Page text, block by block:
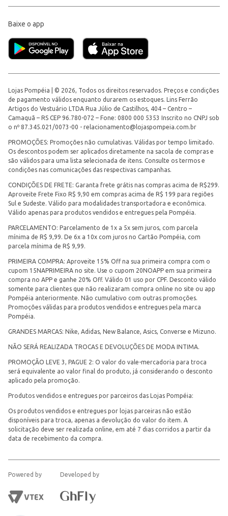
Baixe o app
Lojas Pompéia | © 2026, Todos os direitos reservados. Preços e condições
de pagamento válidos enquanto durarem os estoques. Lins Ferrão
Artigos do Vestuário LTDA Rua Júlio de Castilhos, 404 – Centro –
Camaquã – RS CEP 96.780-072 – Fone: 0800 000 5353 Inscrito no CNPJ sob
o nº 87.345.021/0073-00 - relacionamento@lojaspompeia.com.br
PROMOÇÕES: Promoções não cumulativas. Válidas por tempo limitado.
Os descontos podem ser aplicados diretamente na sacola de compras e
são válidos para uma lista selecionada de itens. Consulte os termos e
condições nas comunicações das respectivas campanhas.
CONDIÇÕES DE FRETE: Garanta frete grátis nas compras acima de R$299.
Aproveite Frete Fixo R$ 9,90 em compras acima de R$ 199 para regiões
Sul e Sudeste. Válido para modalidades transportadora e econômica.
Válido apenas para produtos vendidos e entregues pela Pompéia.
PARCELAMENTO: Parcelamento de 1x a 5x sem juros, com parcela
mínima de R$ 9,99. De 6x a 10x com juros no Cartão Pompéia, com
parcela mínima de R$ 9,99.
PRIMEIRA COMPRA: Aproveite 15% Off na sua primeira compra com o
cupom 15NAPRIMEIRA no site. Use o cupom 20NOAPP em sua primeira
compra no APP e ganhe 20% Off. Válido 01 uso por CPF. Desconto válido
somente para clientes que não realizaram compra online no site ou app
Pompéia anteriormente. Não cumulativo com outras promoções.
Promoções válidas para produtos vendidos e entregues pela marca
Pompéia.
GRANDES MARCAS: Nike, Adidas, New Balance, Asics, Converse e Mizuno.
NÃO SERÁ REALIZADA TROCAS E DEVOLUÇÕES DE MODA INTIMA.
PROMOÇÃO LEVE 3, PAGUE 2: O valor do vale-mercadoria para troca
será equivalente ao valor final do produto, já considerando o desconto
aplicado pela promoção.
Produtos vendidos e entregues por parceiros das Lojas Pompéia:
Os produtos vendidos e entregues por lojas parceiras não estão
disponíveis para troca, apenas a devolução do valor do item. A
solicitação deve ser realizada online, em até 7 dias corridos a partir da
data de recebimento da compra.
Powered by Developed by